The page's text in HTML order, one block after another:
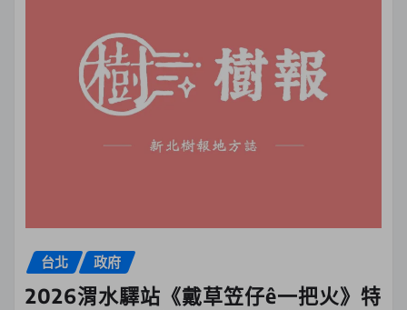
台北 政府
2026渭水驛站《戴草笠仔ê一把火》特